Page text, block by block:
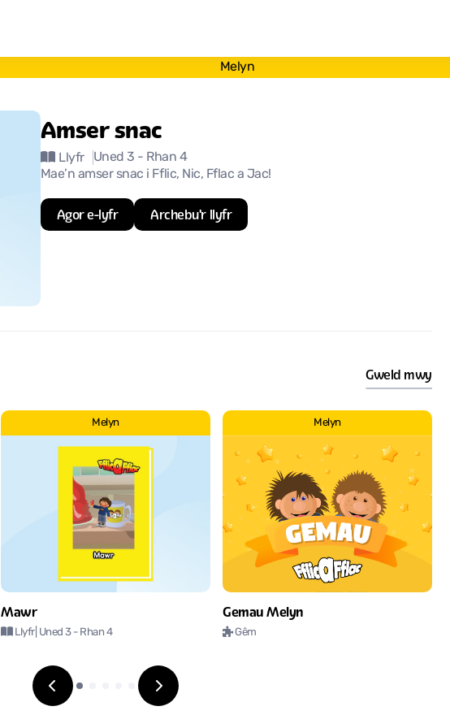
Melyn
Amser snac
Llyfr Uned 3 - Rhan 4
Mae’n amser snac i Fflic, Nic, Fflac a Jac!
Agor e-lyfr Archebu'r llyfr
Gweld mwy
Melyn
Mawr
Llyfr| Uned 3 - Rhan 4
Melyn
Gemau Melyn
Gêm